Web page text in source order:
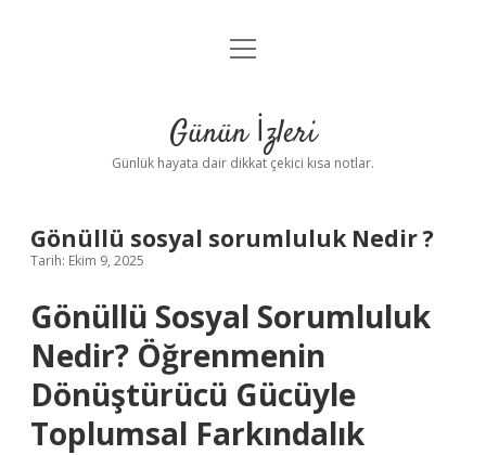
Anasayfa
Yasal Uyarı
menüyü
Günün İzleri
Günlük hayata dair dikkat çekici kısa notlar.
Gönüllü sosyal sorumluluk Nedir ?
Tarih: Ekim 9, 2025
Gönüllü Sosyal Sorumluluk
Nedir? Öğrenmenin
Dönüştürücü Gücüyle
Toplumsal Farkındalık